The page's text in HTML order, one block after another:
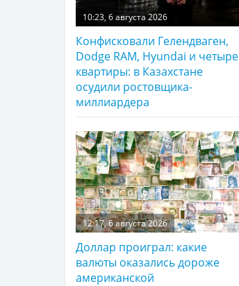
10:23, 6 августа 2026
Конфисковали Гелендваген,
Dodge RAM, Hyundai и четыре
квартиры: в Казахстане
осудили ростовщика-
миллиардера
12:17, 6 августа 2026
Доллар проиграл: какие
валюты оказались дороже
американской